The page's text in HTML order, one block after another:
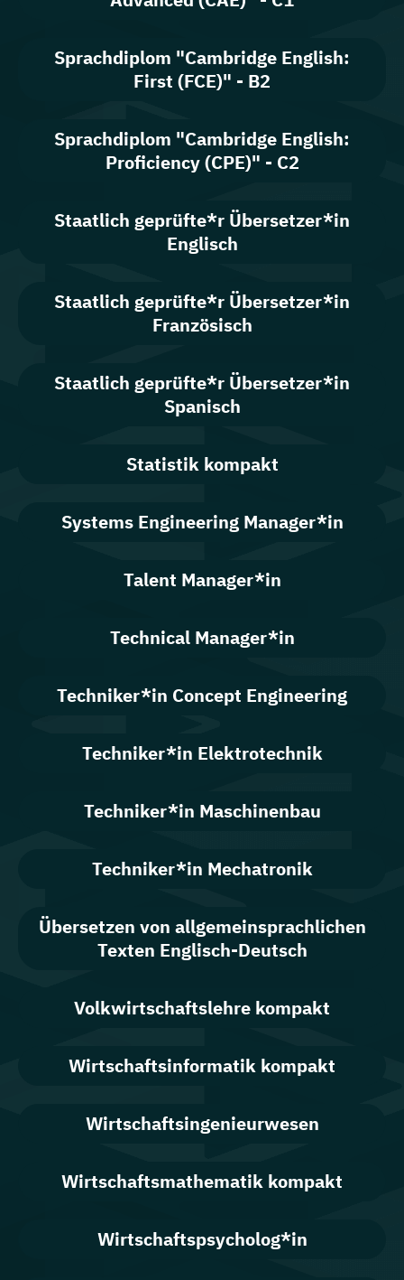
Sprachdiplom "Cambridge English:
First (FCE)" - B2
Sprachdiplom "Cambridge English:
Proficiency (CPE)" - C2
Staatlich geprüfte*r Übersetzer*in
Englisch
Staatlich geprüfte*r Übersetzer*in
Französisch
Staatlich geprüfte*r Übersetzer*in
Spanisch
Statistik kompakt
Systems Engineering Manager*in
Talent Manager*in
Technical Manager*in
Techniker*in Concept Engineering
Techniker*in Elektrotechnik
Techniker*in Maschinenbau
Techniker*in Mechatronik
Übersetzen von allgemeinsprachlichen
Texten Englisch-Deutsch
Volkwirtschaftslehre kompakt
Wirtschaftsinformatik kompakt
Wirtschaftsingenieurwesen
Wirtschaftsmathematik kompakt
Wirtschaftspsycholog*in